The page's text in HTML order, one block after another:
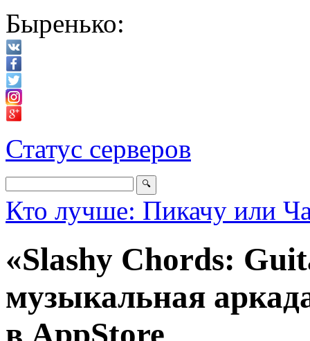
Быренько:
Статус серверов
Кто лучше: Пикачу или
«Slashy Chords:
музыкальная